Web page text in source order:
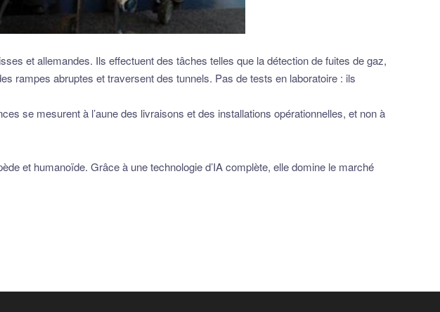
et allemandes. Ils effectuent des tâches telles que la détection de fuites de gaz,
rampes abruptes et traversent des tunnels. Pas de tests en laboratoire : ils
se mesurent à l’aune des livraisons et des installations opérationnelles, et non à
et humanoïde. Grâce à une technologie d’IA complète, elle domine le marché